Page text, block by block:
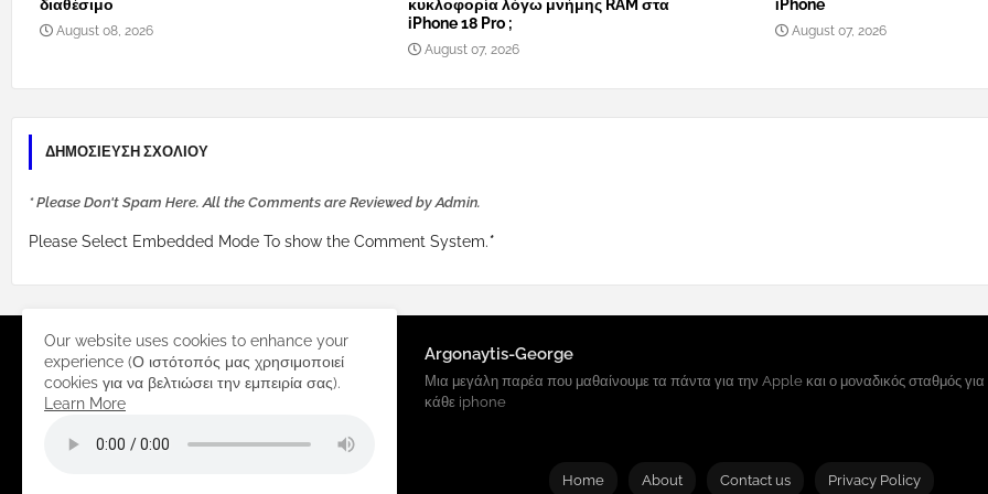
διαθέσιμο
August 08, 2026
κυκλοφορία λόγω μνήμης RAM στα
iPhone 18 Pro ;
August 07, 2026
iPhone
August 07, 2026
ΔΗΜΟΣΊΕΥΣΗ ΣΧΟΛΊΟΥ
* Please Don't Spam Here. All the Comments are Reviewed by Admin.
Please Select Embedded Mode To show the Comment System.*
Argonaytis-George
Μια μεγάλη παρέα που μαθαίνουμε τα πάντα για την Apple και ο μοναδικός σταθμός για
κάθε iphone
Home About Contact us Privacy Policy
Our website uses cookies to enhance your
experience (Ο ιστότοπός μας χρησιμοποιεί
cookies για να βελτιώσει την εμπειρία σας).
Learn More